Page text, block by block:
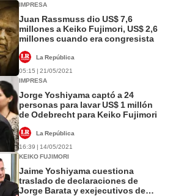
IMPRESA
Juan Rassmuss dio US$ 7,6
millones a Keiko Fujimori, US$ 2,6
millones cuando era congresista
La República
05:15 | 21/05/2021
IMPRESA
Jorge Yoshiyama captó a 24
personas para lavar US$ 1 millón
de Odebrecht para Keiko Fujimori
La República
16:39 | 14/05/2021
KEIKO FUJIMORI
Jaime Yoshiyama cuestiona
traslado de declaraciones de
Jorge Barata y exejecutivos de